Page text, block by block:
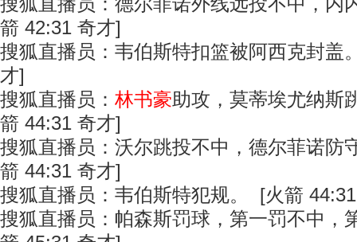
箭 42:31 奇才]
搜狐直播员：韦伯斯特扣篮被阿西克封盖
才]
搜狐直播员： 林书豪助攻，莫蒂埃尤纳斯
箭 44:31 奇才]
搜狐直播员：沃尔跳投不中，德尔菲诺防
箭 44:31 奇才]
搜狐直播员：韦伯斯特犯规。 [火箭
搜狐直播员：帕森斯罚球，第一罚不中，